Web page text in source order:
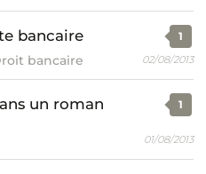
bancaire
bancaire
1
02/08/2013
un roman 1
01/08/2013